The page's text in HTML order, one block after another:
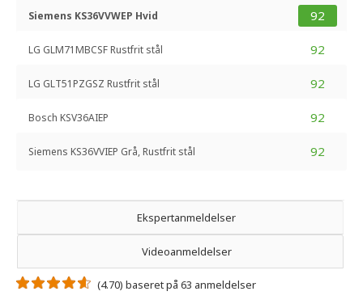
92
Siemens KS36VVWEP Hvid
92
LG GLM71MBCSF Rustfrit stål
92
LG GLT51PZGSZ Rustfrit stål
92
Bosch KSV36AIEP
92
Siemens KS36VVIEP Grå, Rustfrit stål
Ekspertanmeldelser
Videoanmeldelser
(4.70) baseret på 63 anmeldelser